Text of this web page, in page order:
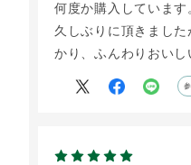
何度か購入しています
久しぶりに頂きまし
かり、ふんわりおいし